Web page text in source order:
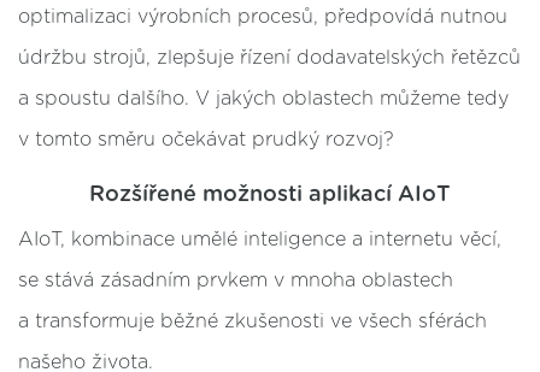
optimalizaci výrobních procesů, předpovídá nutnou
údržbu strojů, zlepšuje řízení dodavatelských řetězců
a spoustu dalšího. V jakých oblastech můžeme tedy
v tomto směru očekávat prudký rozvoj?
Rozšířené možnosti aplikací AIoT
AIoT, kombinace umělé inteligence a internetu věcí,
se stává zásadním prvkem v mnoha oblastech
a transformuje běžné zkušenosti ve všech sférách
našeho života.